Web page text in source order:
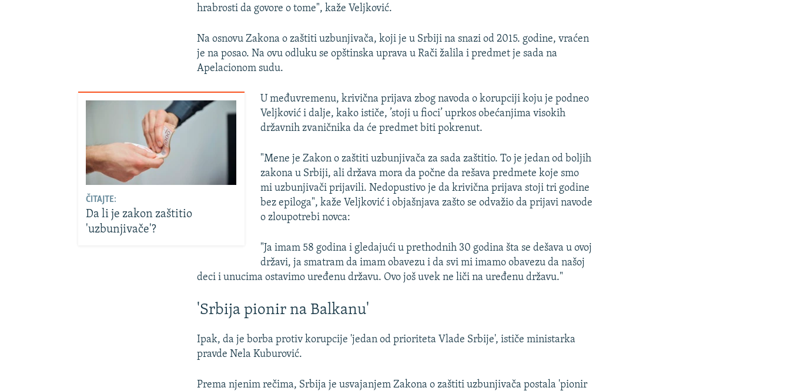
hrabrosti da govore o tome", kaže Veljković.
Na osnovu Zakona o zaštiti uzbunjivača, koji je u Srbiji na snazi od 2015. godine, vraćen
je na posao. Na ovu odluku se opštinska uprava u Rači žalila i predmet je sada na
Apelacionom sudu.
ČITAJTE:
Da li je zakon zaštitio
'uzbunjivače'?
U međuvremenu, krivična prijava zbog navoda o korupciji koju je podneo
Veljković i dalje, kako ističe, ’stoji u fioci’ uprkos obećanjima visokih
državnih zvaničnika da će predmet biti pokrenut.
"Mene je Zakon o zaštiti uzbunjivača za sada zaštitio. To je jedan od boljih
zakona u Srbiji, ali država mora da počne da rešava predmete koje smo
mi uzbunjivači prijavili. Nedopustivo je da krivična prijava stoji tri godine
bez epiloga", kaže Veljković i objašnjava zašto se odvažio da prijavi navode
o zloupotrebi novca:
"Ja imam 58 godina i gledajući u prethodnih 30 godina šta se dešava u ovoj
državi, ja smatram da imam obavezu i da svi mi imamo obavezu da našoj
deci i unucima ostavimo uređenu državu. Ovo još uvek ne liči na uređenu državu."
'Srbija pionir na Balkanu'
Ipak, da je borba protiv korupcije 'jedan od prioriteta Vlade Srbije', ističe ministarka
pravde Nela Kuburović.
Prema njenim rečima, Srbija je usvajanjem Zakona o zaštiti uzbunjivača postala 'pionir